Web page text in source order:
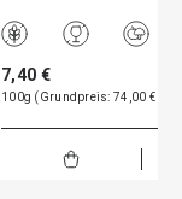
7,40 €
100g (Grundpreis: 74,00 € pro